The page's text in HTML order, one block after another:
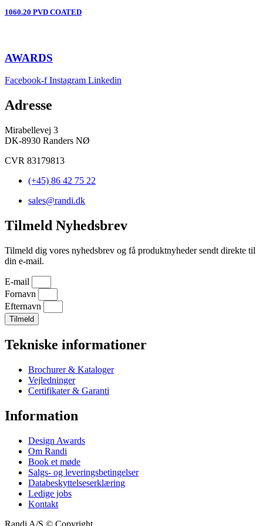
1060.20 PVD COATED
AWARDS
Facebook-f Instagram Linkedin
Adresse
Mirabellevej 3
DK-8930 Randers NØ
CVR 83179813
(+45) 86 42 75 22
sales@randi.dk
Tilmeld Nyhedsbrev
Tilmeld dig vores nyhedsbrev og få produktnyheder sendt direkte til
din e-mail.
E-mail
Fornavn
Efternavn
Tilmeld
Tekniske informationer
Brochurer & Kataloger
Vejledninger
Certifikater & Garanti
Information
Design Awards
Om Randi
Book et møde
Salgs- og leveringsbetingelser
Databeskyttelseserklæring
Ledige jobs
Kontakt
Randi A/S © Copyright